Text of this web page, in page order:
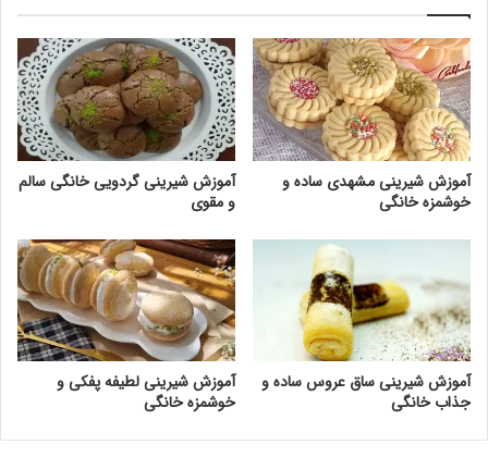
آموزش شیرینی مشهدی ساده و
خوشمزه خانگی
آموزش شیرینی گردویی خانگی سالم
و مقوی
آموزش شیرینی ساق عروس ساده و
جذاب خانگی
آموزش شیرینی لطیفه پفکی و
خوشمزه خانگی